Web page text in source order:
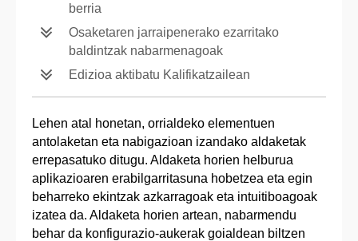
berria
Osaketaren jarraipenerako ezarritako
baldintzak nabarmenagoak
Edizioa aktibatu Kalifikatzailean
Lehen atal honetan, orrialdeko elementuen
antolaketan eta nabigazioan izandako aldaketak
errepasatuko ditugu. Aldaketa horien helburua
aplikazioaren erabilgarritasuna hobetzea eta egin
beharreko ekintzak azkarragoak eta intuitiboagoak
izatea da. Aldaketa horien artean, nabarmendu
behar da konfigurazio-aukerak goialdean biltzen